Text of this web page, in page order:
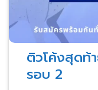
ติวโค้งสุดท้
รอบ 2